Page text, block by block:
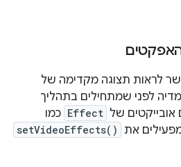
לראות תצוגה מקדימה של
לפני שמתחילים בתהליך
של Effect כמו
את setVideoEffects()